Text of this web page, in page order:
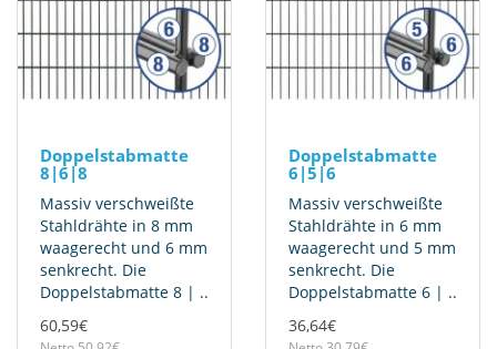
Doppelstabmatte
8|6|8
Massiv verschweißte
Stahldrähte in 8 mm
waagerecht und 6 mm
senkrecht. Die
Doppelstabmatte 8 | ..
60,59€
Doppelstabmatte
6|5|6
Massiv verschweißte
Stahldrähte in 6 mm
waagerecht und 5 mm
senkrecht. Die
Doppelstabmatte 6 | ..
36,64€